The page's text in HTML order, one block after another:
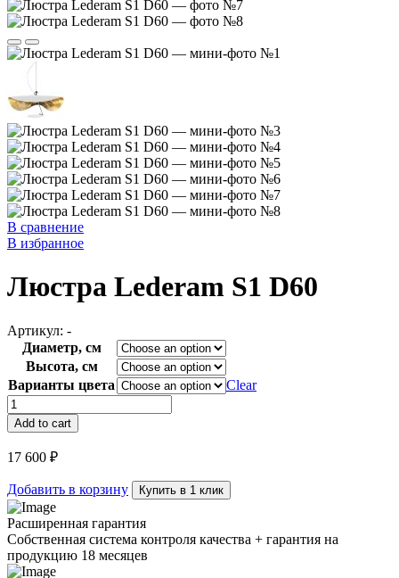
В сравнение
В избранное
Люстра Lederam S1 D60
Артикул: -
Диаметр, см
Высота, см
Варианты цвета
Clear
Люстра
Lederam
S1
D60
quantity
Add to cart
17 600 ₽
Добавить в корзину Купить в 1 клик
Расширенная гарантия
Собственная система контроля качества + гарантия на
продукцию 18 месяцев